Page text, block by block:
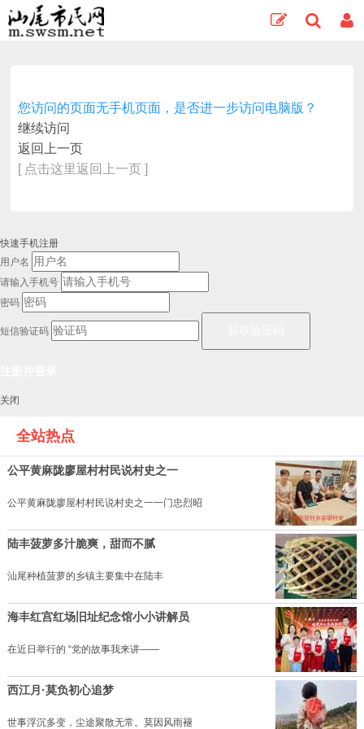
您访问的页面无手机页面，是否进一步访问电脑版？
继续访问
返回上一页
[ 点击这里返回上一页 ]
快速手机注册
用户名
请输入手机号
密码
短信验证码
关闭
全站热点
公平黄麻陇廖屋村村民说村史之一
公平黄麻陇廖屋村村民说村史之一一门忠烈昭
陆丰菠萝多汁脆爽，甜而不腻
汕尾种植菠萝的乡镇主要集中在陆丰
海丰红宫红场旧址纪念馆小小讲解员
在近日举行的 “党的故事我来讲——
西江月·莫负初心追梦
世事浮沉多变，尘途聚散无常。莫因风雨褪